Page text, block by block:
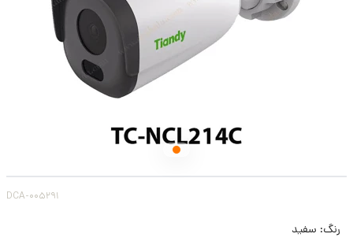
DCA-005291
رنگ: سفید